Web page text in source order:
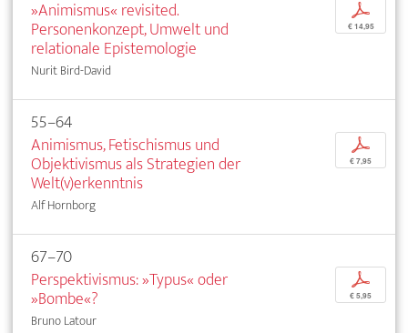
»Animismus« revisited.
Personenkonzept, Umwelt und
relationale Epistemologie
Nurit Bird-David
p
€ 14,95
55–64
Animismus, Fetischismus und
Objektivismus als Strategien der
Welt(v)erkenntnis
Alf Hornborg
p
€ 7,95
67–70
Perspektivismus: »Typus« oder
»Bombe«?
Bruno Latour
p
€ 5,95